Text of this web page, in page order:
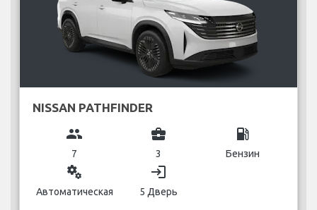
NISSAN PATHFINDER
group
7
business_center
3
local_gas_station
Бензин
miscellaneous_services
Автоматическая
login
5 Дверь